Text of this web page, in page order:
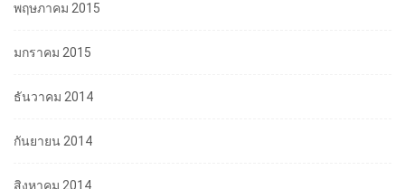
พฤษภาคม 2015
มกราคม 2015
ธันวาคม 2014
กันยายน 2014
สิงหาคม 2014